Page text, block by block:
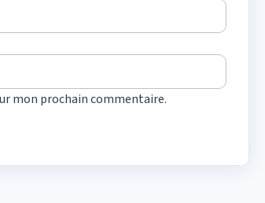
mon prochain commentaire.